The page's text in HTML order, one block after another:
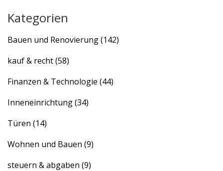
Kategorien
Bauen und Renovierung(142)
kauf & recht(58)
Finanzen & Technologie (44)
Inneneinrichtung(34)
Türen (14)
Wohnen und Bauen (9)
steuern & abgaben (9)